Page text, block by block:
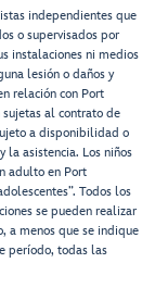
independientes que
o supervisados por
instalaciones ni medios
lesión o daños y
relación con Port
sujetas al contrato de
a disponibilidad o
la asistencia. Los niños
adulto en Port
Todos los
se pueden realizar
a menos que se indique
período, todas las